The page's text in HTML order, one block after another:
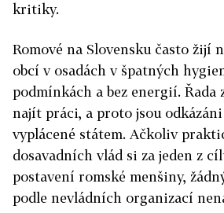
kritiky.
Romové na Slovensku často žijí
obcí v osadách v špatných
podmínkách a bez energií. Řada
najít práci, a proto jsou
vyplácené státem. Ačkoliv
dosavadních vlád si za jeden z
postavení romské menšiny,
podle nevládních organizací